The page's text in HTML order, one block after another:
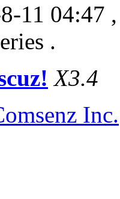
11 04:47
.
X3.4
Inc.